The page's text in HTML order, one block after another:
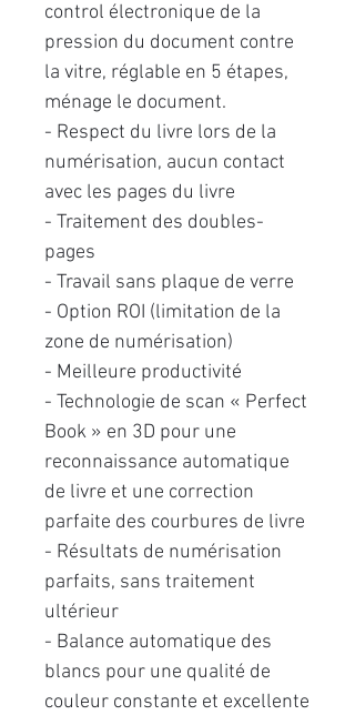
control électronique de la
pression du document contre
la vitre, réglable en 5 étapes,
ménage le document.
- Respect du livre lors de la
numérisation, aucun contact
avec les pages du livre
- Traitement des doubles-
pages
- Travail sans plaque de verre
- Option ROI (limitation de la
zone de numérisation)
- Meilleure productivité
- Technologie de scan « Perfect
Book » en 3D pour une
reconnaissance automatique
de livre et une correction
parfaite des courbures de livre
- Résultats de numérisation
parfaits, sans traitement
ultérieur
- Balance automatique des
blancs pour une qualité de
couleur constante et excellente